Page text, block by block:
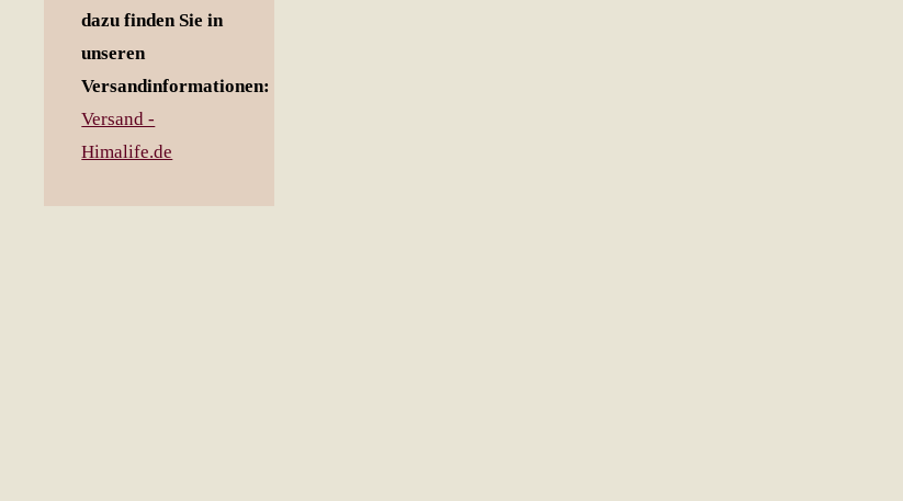
dazu finden Sie in
unseren
Versandinformationen:
Versand -
Himalife.de